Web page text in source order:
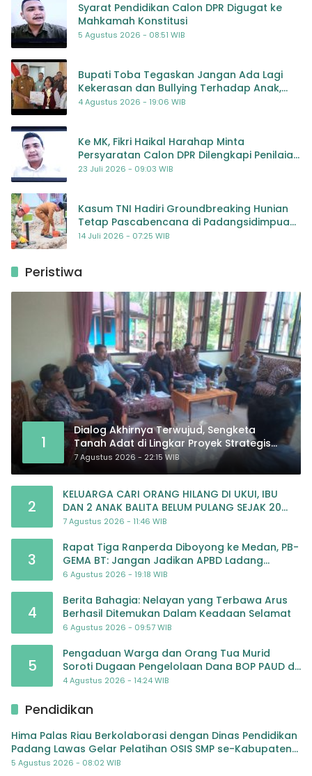
Syarat Pendidikan Calon DPR Digugat ke
Mahkamah Konstitusi
5 Agustus 2026 - 08:51 WIB
Bupati Toba Tegaskan Jangan Ada Lagi
Kekerasan dan Bullying Terhadap Anak,
Dorong Kolaborasi Seluruh Pihak
4 Agustus 2026 - 19:06 WIB
Ke MK, Fikri Haikal Harahap Minta
Persyaratan Calon DPR Dilengkapi Penilaian
Kompetensi
23 Juli 2026 - 09:03 WIB
Kasum TNI Hadiri Groundbreaking Hunian
Tetap Pascabencana di Padangsidimpuan,
Harapan Baru bagi Penyintas
14 Juli 2026 - 07:25 WIB
Peristiwa
1
Dialog Akhirnya Terwujud, Sengketa
Tanah Adat di Lingkar Proyek Strategis
Nasional Memasuki Babak Baru
7 Agustus 2026 - 22:15 WIB
2
KELUARGA CARI ORANG HILANG DI UKUI, IBU
DAN 2 ANAK BALITA BELUM PULANG SEJAK 20
JULI 2026
7 Agustus 2026 - 11:46 WIB
3
Rapat Tiga Ranperda Diboyong ke Medan, PB-
GEMA BT: Jangan Jadikan APBD Ladang
Pembiayaan yang Tak Perlu
6 Agustus 2026 - 19:18 WIB
4
Berita Bahagia: Nelayan yang Terbawa Arus
Berhasil Ditemukan Dalam Keadaan Selamat
6 Agustus 2026 - 09:57 WIB
5
Pengaduan Warga dan Orang Tua Murid
Soroti Dugaan Pengelolaan Dana BOP PAUD di
TK Al-Ikhlas Tapanuli Selatan
4 Agustus 2026 - 14:24 WIB
Pendidikan
Hima Palas Riau Berkolaborasi dengan Dinas Pendidikan
Padang Lawas Gelar Pelatihan OSIS SMP se-Kabupaten
Padang Lawas
5 Agustus 2026 - 08:02 WIB